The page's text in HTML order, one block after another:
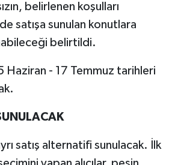
belirlenen koşulları
satışa sunulan konutlara
belirtildi.
Haziran - 17 Temmuz tarihleri
satış alternatifi sunulacak. İlk